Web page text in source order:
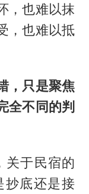
，也难以抹
，也难以抵
，只是聚焦
全不同的判
关于民宿的
抄底还是接